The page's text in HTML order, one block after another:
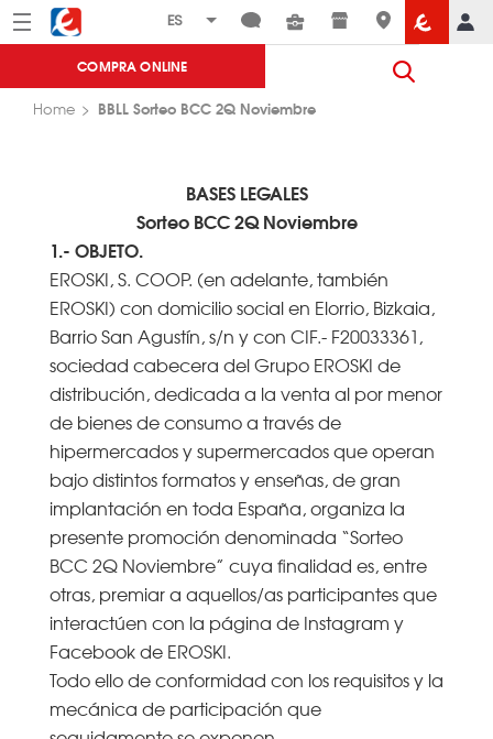
Menú Eroski
COMPRA ONLINE
Home BBLL Sorteo BCC 2Q Noviembre
BASES LEGALES
Sorteo BCC 2Q Noviembre
1.- OBJETO.
EROSKI, S. COOP. (en adelante, también
EROSKI) con domicilio social en Elorrio, Bizkaia,
Barrio San Agustín, s/n y con CIF.- F20033361,
sociedad cabecera del Grupo EROSKI de
distribución, dedicada a la venta al por menor
de bienes de consumo a través de
hipermercados y supermercados que operan
bajo distintos formatos y enseñas, de gran
implantación en toda España, organiza la
presente promoción denominada “Sorteo
BCC 2Q Noviembre” cuya finalidad es, entre
otras, premiar a aquellos/as participantes que
interactúen con la página de Instagram y
Facebook de EROSKI.
Todo ello de conformidad con los requisitos y la
mecánica de participación que